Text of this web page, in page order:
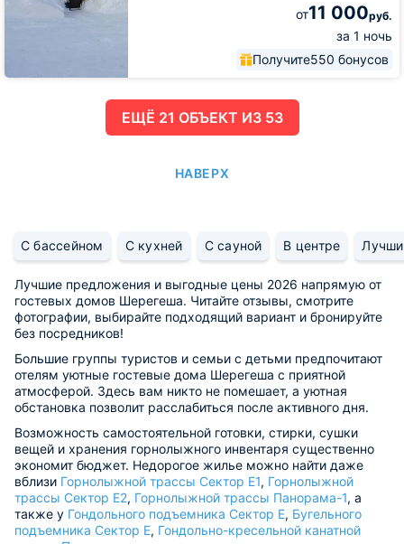
от11 000руб.
за 1 ночь
Получите550 бонусов
ЕЩË 21 ОБЪЕКТ ИЗ 53
НАВЕРХ
С бассейном С кухней С сауной В центре
Лучшие предложения и выгодные цены 2026 напрямую от
гостевых домов Шерегеша. Читайте отзывы, смотрите
фотографии, выбирайте подходящий вариант и бронируйте
без посредников!
Большие группы туристов и семьи с детьми предпочитают
отелям уютные гостевые дома Шерегеша с приятной
атмосферой. Здесь вам никто не помешает, а уютная
обстановка позволит расслабиться после активного дня.
Возможность самостоятельной готовки, стирки, сушки
вещей и хранения горнолыжного инвентаря существенно
экономит бюджет. Недорогое жилье можно найти даже
вблизи Горнолыжной трассы Сектор Е1, Горнолыжной
трассы Сектор Е2, Горнолыжной трассы Панорама-1, а
также у Гондольного подъемника Сектор Е, Бугельного
подъемника Сектор Е, Гондольно-кресельной канатной